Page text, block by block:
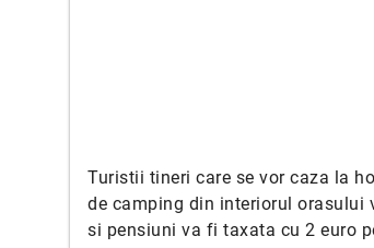
Turistii tineri care se vor caza la
de camping din interiorul orasului
si pensiuni va fi taxata cu 2 euro